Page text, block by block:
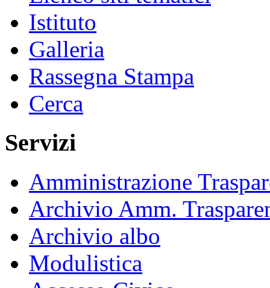
Istituto
Galleria
Rassegna Stampa
Cerca
Servizi
Amministrazione
Archivio Amm.
Archivio albo
Modulistica